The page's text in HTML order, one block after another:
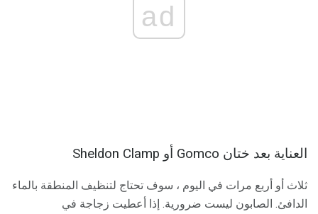
ad
العناية بعد ختان Gomco أو Sheldon Clamp
ثلاث أو أربع مرات في اليوم ، سوف تحتاج لتنظيف المنطقة بالماء
الدافئ. الصابون ليست ضرورية. إذا أعطيت زجاجة في